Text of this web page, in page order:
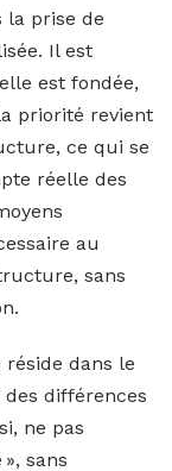
la prise de
Il est
est fondée,
priorité revient
ce qui se
réelle des
au
sans
réside dans le
des différences
ne pas
sans